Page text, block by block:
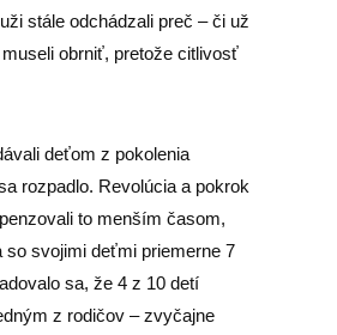
stále odchádzali preč – či už
obrniť, pretože citlivosť
deťom z pokolenia
rozpadlo. Revolúcia a pokrok
to menším časom,
svojimi deťmi priemerne 7
sa, že 4 z 10 detí
z rodičov – zvyčajne